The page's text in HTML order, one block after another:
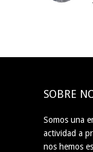
SOBRE
Somos una
actividad a
nos hemos